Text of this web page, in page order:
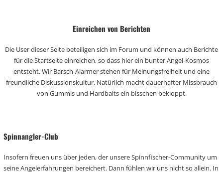
Einreichen von Berichten
Die User dieser Seite beteiligen sich im Forum und können auch Berichte
für die Startseite einreichen, so dass hier ein bunter Angel-Kosmos
entsteht. Wir Barsch-Alarmer stehen für Meinungsfreiheit und eine
freundliche Diskussionskultur. Natürlich macht dauerhafter Missbrauch
von Gummis und Hardbaits ein bisschen bekloppt.
Spinnangler-Club
Insofern freuen uns über jeden, der unsere Spinnfischer-Community um
seine Angelerfahrungen bereichert. Dann fühlen wir uns nicht so allein. In